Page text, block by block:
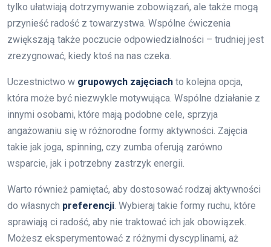
tylko ułatwiają dotrzymywanie zobowiązań, ale także mogą
przynieść radość z towarzystwa. Wspólne ćwiczenia
zwiększają także poczucie odpowiedzialności – trudniej jest
zrezygnować, kiedy ktoś na nas czeka.
Uczestnictwo w grupowych zajęciach to kolejna opcja,
która może być niezwykle motywująca. Wspólne działanie z
innymi osobami, które mają podobne cele, sprzyja
angażowaniu się w różnorodne formy aktywności. Zajęcia
takie jak joga, spinning, czy zumba oferują zarówno
wsparcie, jak i potrzebny zastrzyk energii.
Warto również pamiętać, aby dostosować rodzaj aktywności
do własnych preferencji . Wybieraj takie formy ruchu, które
sprawiają ci radość, aby nie traktować ich jak obowiązek.
Możesz eksperymentować z różnymi dyscyplinami, aż